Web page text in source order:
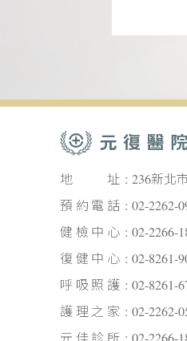
地址
236新北
預約電話
02-2262-
健檢中心
02-2266-
復健中心
02-8261-
呼吸照護
02-8261-
護理之家
02-2262-